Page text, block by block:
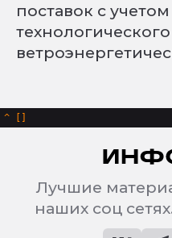
поставок с
^
Лучшие
наших соц